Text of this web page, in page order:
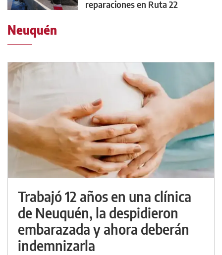
reparaciones en Ruta 22
Neuquén
Trabajó 12 años en una clínica
de Neuquén, la despidieron
embarazada y ahora deberán
indemnizarla